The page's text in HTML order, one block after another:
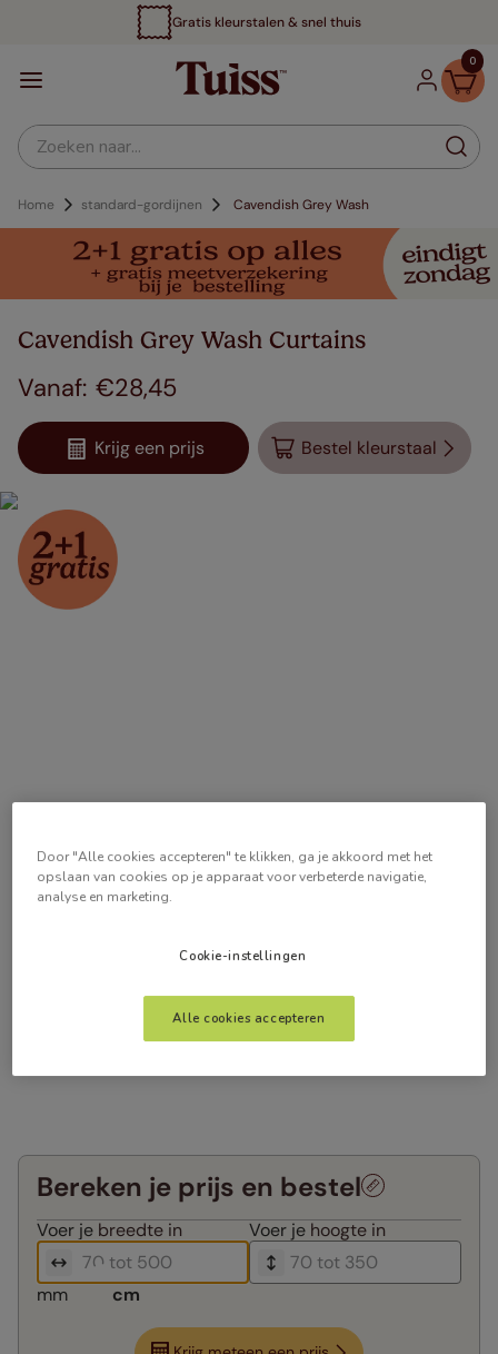
Gratis kleurstalen & snel thuis
0
Zoeken naar...
Home standard-gordijnen Cavendish Grey Wash
Cavendish Grey Wash Curtains
€28,45
Krijg een prijs Bestel kleurstaal
Bereken je prijs en bestel
Voer je breedte in Voer je hoogte in
mm cm
Door "Alle cookies accepteren" te klikken, ga je akkoord met het
opslaan van cookies op je apparaat voor verbeterde navigatie,
analyse en marketing.
Cookie-instellingen
Alle cookies accepteren